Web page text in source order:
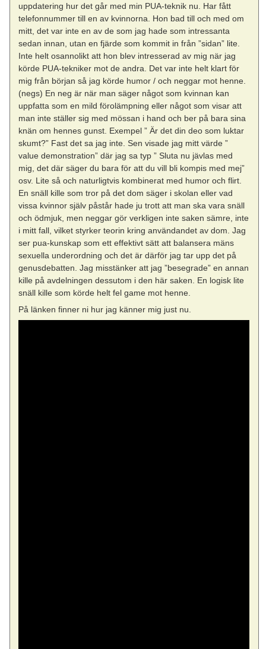
uppdatering hur det går med min PUA-teknik nu. Har fått
telefonnummer till en av kvinnorna. Hon bad till och med om
mitt, det var inte en av de som jag hade som intressanta
sedan innan, utan en fjärde som kommit in från ”sidan” lite.
Inte helt osannolikt att hon blev intresserad av mig när jag
körde PUA-tekniker mot de andra. Det var inte helt klart för
mig från början så jag körde humor / och neggar mot henne.
(negs) En neg är när man säger något som kvinnan kan
uppfatta som en mild förolämpning eller något som visar att
man inte ställer sig med mössan i hand och ber på bara sina
knän om hennes gunst. Exempel ” Är det din deo som luktar
skumt?” Fast det sa jag inte. Sen visade jag mitt värde ”
value demonstration” där jag sa typ ” Sluta nu jävlas med
mig, det där säger du bara för att du vill bli kompis med mej”
osv. Lite så och naturligtvis kombinerat med humor och flirt.
En snäll kille som tror på det dom säger i skolan eller vad
vissa kvinnor själv påstår hade ju trott att man ska vara snäll
och ödmjuk, men neggar gör verkligen inte saken sämre, inte
i mitt fall, vilket styrker teorin kring användandet av dom. Jag
ser pua-kunskap som ett effektivt sätt att balansera mäns
sexuella underordning och det är därför jag tar upp det på
genusdebatten. Jag misstänker att jag ”besegrade” en annan
kille på avdelningen dessutom i den här saken. En logisk lite
snäll kille som körde helt fel game mot henne.
På länken finner ni hur jag känner mig just nu.